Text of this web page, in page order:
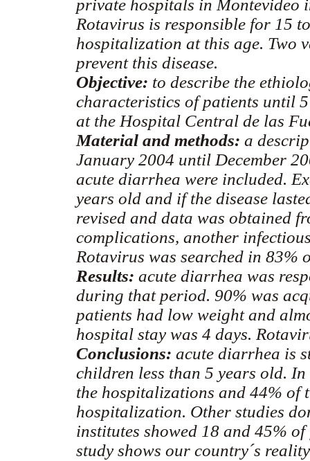
private hospitals in Montevideo
Rotavirus is responsible for 15
hospitalization at this age. Two
prevent this disease.
Objective: to describe the
characteristics of patients until
at the Hospital Central de las
Material and methods: a
January 2004 until December
acute diarrhea were included.
years old and if the disease
revised and data was obtained
complications, another
Rotavirus was searched in 83%
Results: acute diarrhea was
during that period. 90% was
patients had low weight and
hospital stay was 4 days.
Conclusions: acute diarrhea is
children less than 5 years old.
the hospitalizations and 44% of
hospitalization. Other studies
institutes showed 18 and 45%
study shows our country´s